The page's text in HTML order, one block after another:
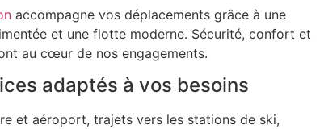
accompagne vos déplacements grâce à une
et une flotte moderne. Sécurité, confort et
au cœur de nos engagements.
adaptés à vos besoins
et aéroport, trajets vers les stations de ski,